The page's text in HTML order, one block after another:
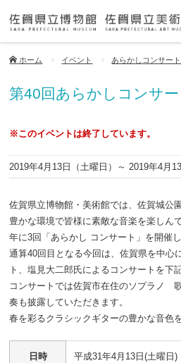
ホーム イベント あらかしコンサート
第40回あらかしコンサー
※このイベントは終了しています。
2019年4月13日（土曜日） ～ 2019年4月
佐賀県立博物館・美術館では、佐賀城公
豊かな環境で皆様に素敵な音楽を楽しん
年に3回「あらかし コンサート」を開催し
通算40回目となる今回は、佐賀県を中心
ト、塩見大二郎氏によるコンサートを下
コンサートでは佐賀市在住のソプラノ
奏も披露していただきます。
春を彩るクラシックギターの豊かな音色
日時
平成31年4月13日(土曜日)